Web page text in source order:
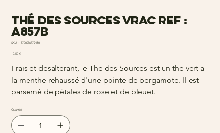
Thé des Sources vrac ref :
a857b
SKU :
SKU
3700256779480
Prix
10,50 €
Frais et désaltérant, le Thé des Sources est un thé vert à
la menthe rehaussé d'une pointe de bergamote. Il est
parsemé de pétales de rose et de bleuet.
Quantité